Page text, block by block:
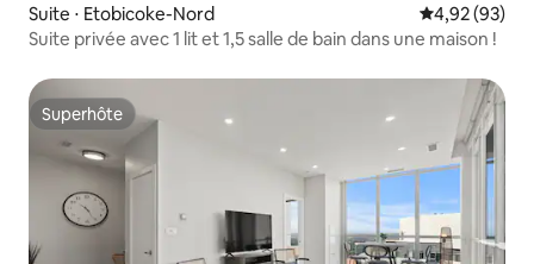
Suite ⋅ Etobicoke-Nord Évaluation
4,92 (93)
Suite privée avec 1 lit et 1,5 salle de bain dans une maison !
Superhôte
Superhôte